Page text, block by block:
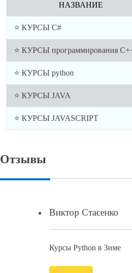
НАЗВАНИЕ
⭐ КУРСЫ C#
⭐ КУРСЫ программирования
⭐ КУРСЫ python
⭐ КУРСЫ JAVA
⭐ КУРСЫ JAVASCRIPT
Отзывы
Виктор Стасенко
Курсы Python в Зиме